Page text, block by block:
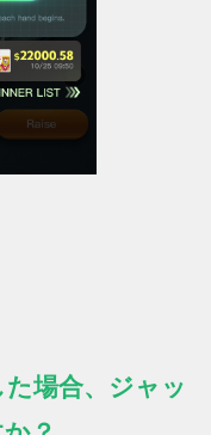
場合、ジャッ